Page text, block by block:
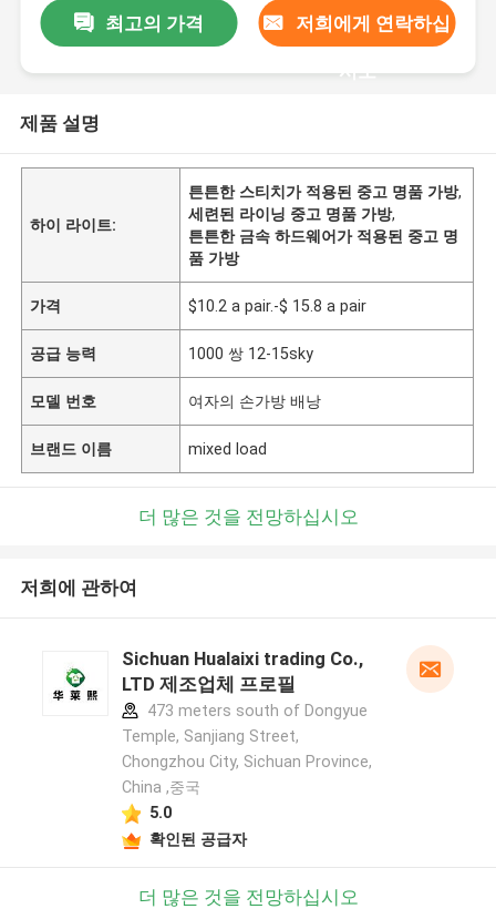
최고의 가격 저희에게 연락하십
시오
제품 설명
하이 라이트:
튼튼한 스티치가 적용된 중고 명품 가방,
세련된 라이닝 중고 명품 가방,
튼튼한 금속 하드웨어가 적용된 중고 명
품 가방
가격 $10.2 a pair.-$ 15.8 a pair
공급 능력 1000 쌍 12-15sky
모델 번호 여자의 손가방 배낭
브랜드 이름 mixed load
더 많은 것을 전망하십시오
저희에 관하여
Sichuan Hualaixi trading Co.,
LTD 제조업체 프로필
473 meters south of Dongyue
Temple, Sanjiang Street,
Chongzhou City, Sichuan Province,
China ,중국
5.0
확인된 공급자
더 많은 것을 전망하십시오